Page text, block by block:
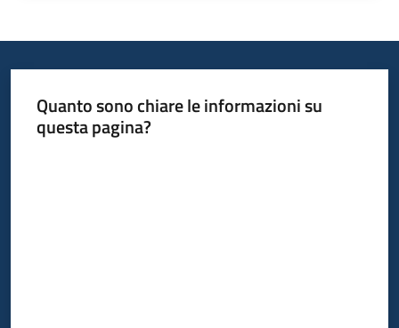
Progetti
Quanto sono chiare le informazioni su
questa pagina?